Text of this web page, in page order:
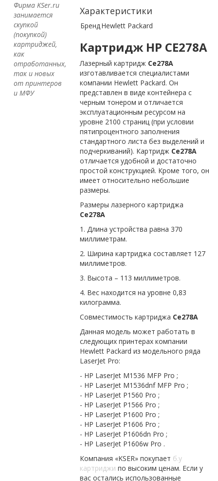
Фирма KSer.ru
занимается
скупкой
(покупкой)
картриджей,
как
отработанных,
так и новых
от принтеров
и МФУ
Характеристики
БрендHewlett Packard
Картридж HP CE278A
Лазерный картридж Ce278A
изготавливается специалистами
компании Hewlett Packard. Он
представлен в виде контейнера с
черным тонером и отличается
эксплуатационным ресурсом на
уровне 2100 страниц (при условии
пятипроцентного заполнения
стандартного листа без выделений и
подчеркиваний). Картридж Ce278A
отличается удобной и достаточно
простой конструкцией. Кроме того, он
имеет относительно небольшие
размеры.
Размеры лазерного картриджа
Ce278A
1. Длина устройства равна 370
миллиметрам.
2. Ширина картриджа составляет 127
миллиметров.
3. Высота – 113 миллиметров.
4. Вес находится на уровне 0,83
килограмма.
Совместимость картриджа Ce278A
Данная модель может работать в
следующих принтерах компании
Hewlett Packard из модельного ряда
LaserJet Pro:
- HP LaserJet M1536 MFP Pro ;
- HP LaserJet M1536dnf MFP Pro ;
- HP LaserJet P1560 Pro ;
- HP LaserJet P1566 Pro ;
- HP LaserJet P1600 Pro ;
- HP LaserJet P1606 Pro ;
- HP LaserJet P1606dn Pro ;
- HP LaserJet P1606w Pro .
Компания «KSER» покупает б.у
картриджи по высоким ценам. Если у
вас остались использованные